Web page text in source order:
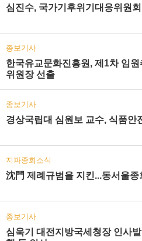
심진수, 국가기후위기대응위원
종보기사
한국유교문화진흥원, 제1차 임
위원장 선출
종보기사
경상국립대 심원보 교수, 식품안
지파종회소식
沈門 제례규범을 지킨...동서울
종보기사
심욱기 대전지방국세청장 인사